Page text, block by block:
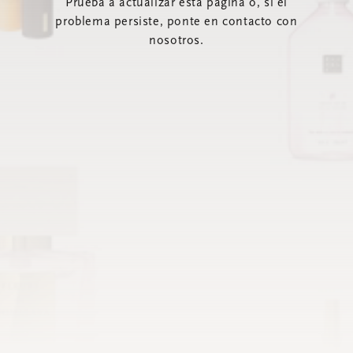
Prueba a actualizar esta página o, si el
problema persiste, ponte en contacto con
nosotros.